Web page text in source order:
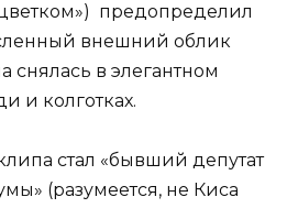
предопределил
внешний облик
снялась в элегантном
и колготках.
стал «бывший депутат
(разумеется, не Киса